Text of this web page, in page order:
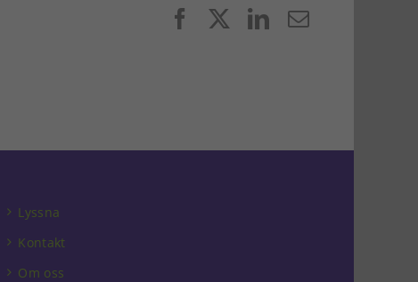
FacebookLinkedIn
E-
Lyssna
Kontakt
Om oss